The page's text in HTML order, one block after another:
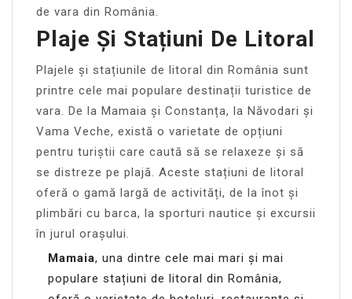
de vara din România.
Plaje Și Stațiuni De Litoral
Plajele și stațiunile de litoral din România sunt
printre cele mai populare destinații turistice de
vara. De la Mamaia și Constanța, la Năvodari și
Vama Veche, există o varietate de opțiuni
pentru turiștii care caută să se relaxeze și să
se distreze pe plajă. Aceste stațiuni de litoral
oferă o gamă largă de activități, de la înot și
plimbări cu barca, la sporturi nautice și excursii
în jurul orașului.
Mamaia, una dintre cele mai mari și mai
populare stațiuni de litoral din România,